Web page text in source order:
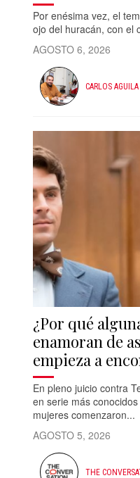
Por enésima vez, el
ojo del huracán, con el
AGOSTO 6, 2026
CARLOS
¿Por qué
enamoran de
empieza a
En pleno juicio contra
en serie más
mujeres comenzaron...
AGOSTO 5, 2026
THE